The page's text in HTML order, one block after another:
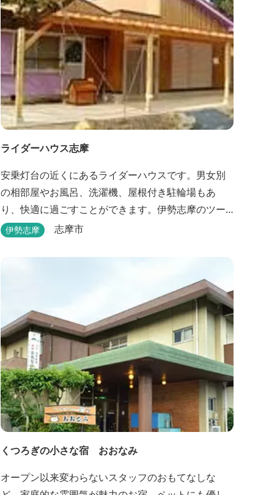
ライダーハウス志摩
安乗灯台の近くにあるライダーハウスです。男女別
の相部屋やお風呂、洗濯機、屋根付き駐輪場もあ
り、快適に過ごすことができます。伊勢志摩のツー
リング拠点などにも最適です。
伊勢志摩 志摩市
くつろぎの小さな宿 おおなみ
オープン以来変わらないスタッフのおもてなしな